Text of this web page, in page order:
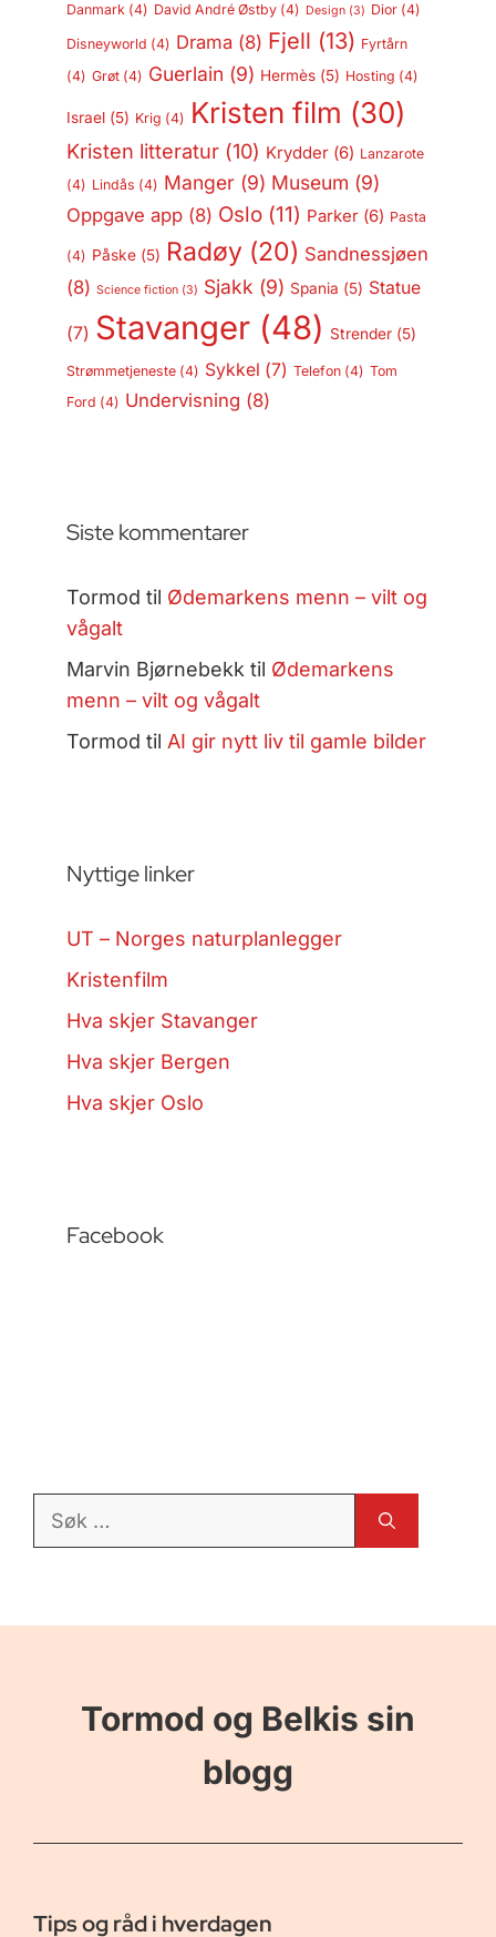
Danmark(4) David André Østby(4) Design(3) Dior(4)
Disneyworld (4) Drama (8) Fjell (13) Fyrtårn
(4) Grøt(4) Guerlain (9) Hermès(5) Hosting (4)
Israel(5) Krig (4) Kristen film (30)
Kristen litteratur(10) Krydder(6) Lanzarote
(4) Lindås (4) Manger(9) Museum (9)
Oppgave app(8) Oslo(11) Parker(6) Pasta
(4) Påske(5) Radøy(20) Sandnessjøen
(8) Science fiction(3) Sjakk (9) Spania (5) Statue
(7) Stavanger(48) Strender(5)
Strømmetjeneste(4) Sykkel (7) Telefon(4) Tom
Ford (4) Undervisning (8)
Siste kommentarer
Tormod til Ødemarkens menn – vilt og
vågalt
Marvin Bjørnebekktil Ødemarkens
menn – vilt og vågalt
Tormod til AI gir nytt liv til gamle bilder
Nyttige linker
UT – Norges naturplanlegger
Kristenfilm
Hva skjer Stavanger
Hva skjer Bergen
Hva skjer Oslo
Facebook
Søk
Tormod og Belkis sin
blogg
Tips og råd i hverdagen